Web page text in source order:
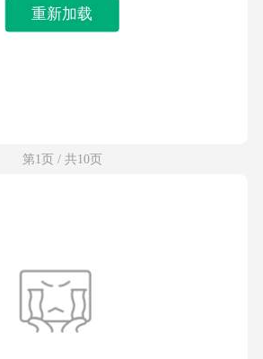
重新加载
第1页 / 共10页